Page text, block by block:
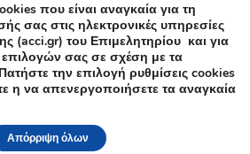
Επιμελητήριο Αθηνών 2026 |
Αθήνα, Τηλ: +30 210 3604815, e-mail:
info@acci.gr
που είναι αναγκαία για τη
σας στις ηλεκτρονικές υπηρεσίες
(acci.gr) του Επιμελητηρίου και για
σας σε σχέση με τα
την επιλογή ρυθμίσεις cookies
η να απενεργοποιήσετε τα αναγκαία
Απόρριψη όλων